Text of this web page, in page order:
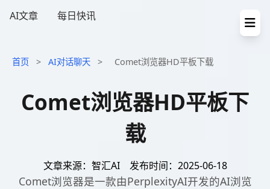
AI文章 每日快讯
首页 > AI对话聊天 > Comet浏览器HD平板下载
Comet浏览器HD平板下
载
文章来源：智汇AI 发布时间：2025-06-18
Comet浏览器是一款由PerplexityAI开发的AI浏览